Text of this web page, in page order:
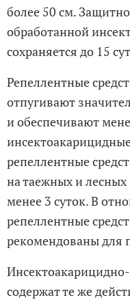
более 50 см.
обработанной
сохраняется до 15
Репеллентные
отпугивают
и обеспечивают
репеллентные
на таежных и
менее 3 суток. В
репеллентные
рекомендованы для
содержат те же